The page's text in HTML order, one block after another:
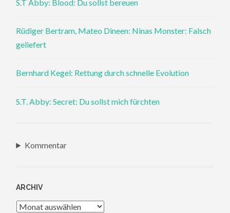
S.T Abby: Blood: Du sollst bereuen
Rüdiger Bertram, Mateo Dineen: Ninas Monster: Falsch
geliefert
Bernhard Kegel: Rettung durch schnelle Evolution
S.T. Abby: Secret: Du sollst mich fürchten
Kommentar
ARCHIV
Archiv